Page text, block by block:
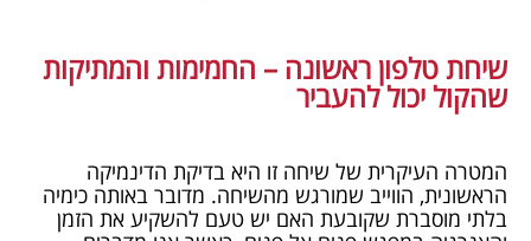
שיחת טלפון ראשונה – החמימות והמתיקות
שהקול יכול להעביר
המטרה העיקרית של שיחה זו היא בדיקת הדינמיקה
הראשונית, הווייב שמורגש מהשיחה. מדובר באותה כימיה
בלתי מוסברת שקובעת האם יש טעם להשקיע את הזמן